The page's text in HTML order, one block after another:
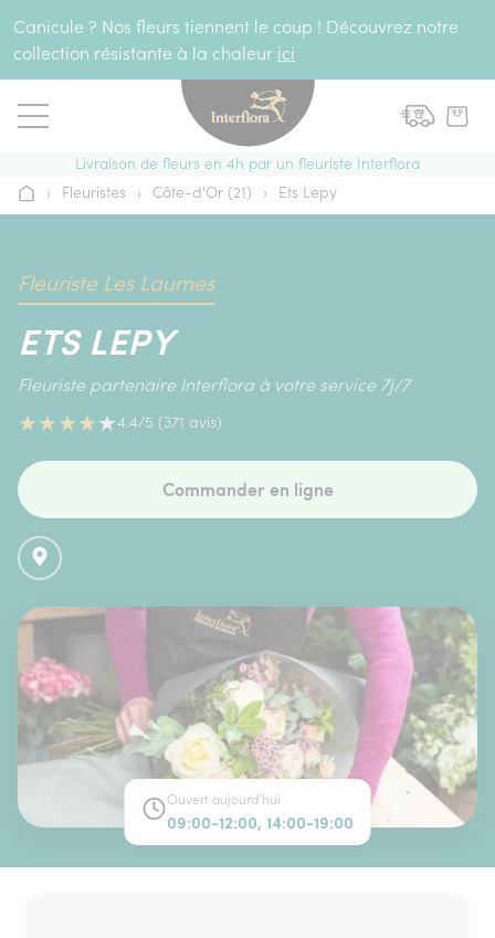
Canicule ? Nos fleurs tiennent le coup ! Découvrez notre
collection résistante à la chaleur ici
Livraison de fleurs en 4h par un fleuriste Interflora
Accueil
› Fleuristes › Côte-d'Or (21) › Ets Lepy
Fleuriste Les Laumes
ETS LEPY
Fleuriste partenaire Interflora à votre service 7j/7
★★★★★4.4/5 (371 avis)
Commander en ligne
Ouvert aujourd'hui
09:00-12:00, 14:00-19:00